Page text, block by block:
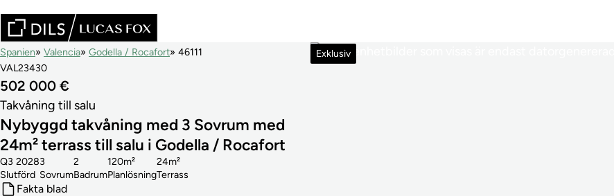
Exklusiv
Spanien Valencia Godella / Rocafort
46111
VAL23430
502 000 €
Takvåning till salu
Nybyggd takvåning med 3 Sovrum med
24m² terrass till salu i Godella / Rocafort
Slutförd
Q3 2028
Sovrum
3
Badrum
2
Planlösning
120m²
Terrass
24m²
Fakta blad